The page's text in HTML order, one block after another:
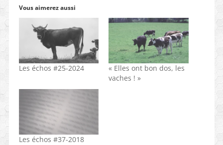
Vous aimerez aussi
Les échos #25-2024
« Elles ont bon dos, les
vaches ! »
Les échos #37-2018